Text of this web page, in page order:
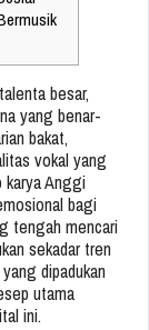
besar,
yang benar-
bakat,
vokal yang
Anggi
bagi
tengah mencari
sekadar tren
dipadukan
utama
ini.